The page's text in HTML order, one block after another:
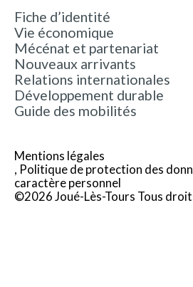
Fiche d’identité
Vie économique
Mécénat et partenariat
Nouveaux arrivants
Relations internationales
Développement durable
Guide des mobilités
Mentions légales
Politique de protection des
caractère personnel
©2026 Joué-Lès-Tours Tous